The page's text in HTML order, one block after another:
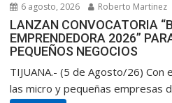
6 agosto, 2026 Roberto Martinez
LANZAN CONVOCATORIA
EMPRENDEDORA 2026”
PEQUEÑOS NEGOCIOS
TIJUANA.- (5 de Agosto/26)
las micro y pequeñas empresas